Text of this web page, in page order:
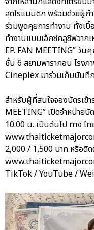
สุดโรแมนติก พร้อมด้วยผู้ก
ร่วมพูดคุยการทำงาน ทั้งเบื้
ทำงานแบบเอ็กซ์คลูซีฟจาก
EP. FAN MEETING” วัน
ชั้น 6 สยามพารากอน โรง
Cineplex มาร่วมเก็บบันทึ
สำหรับผู้ที่สนใจจองบัตรเข้า
MEETING” เปิดจำหน่ายบั
10.00 น. เป็นต้นไป ทาง ไ
2,000 / 1,500 บาท หรือติด
TikTok / YouTube /